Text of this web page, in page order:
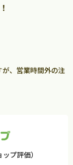
、営業時間外の注
プ評価）